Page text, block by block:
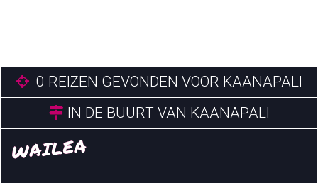
0 REIZEN GEVONDEN VOOR KAANAPALI
IN DE BUURT VAN KAANAPALI
WAILEA